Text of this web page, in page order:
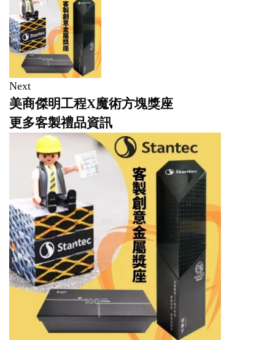
Next
美商傑明工程X魔術方塊獎座
更多客製禮品資訊